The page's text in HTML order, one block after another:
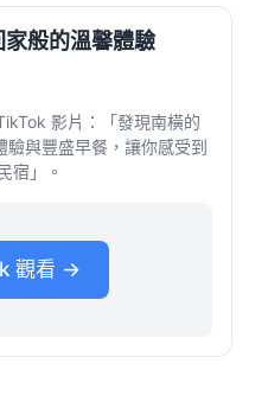
般的溫馨體驗
影片：「發現南橫的
驗與豐盛早餐，讓你感受到
宿」。
觀看 →